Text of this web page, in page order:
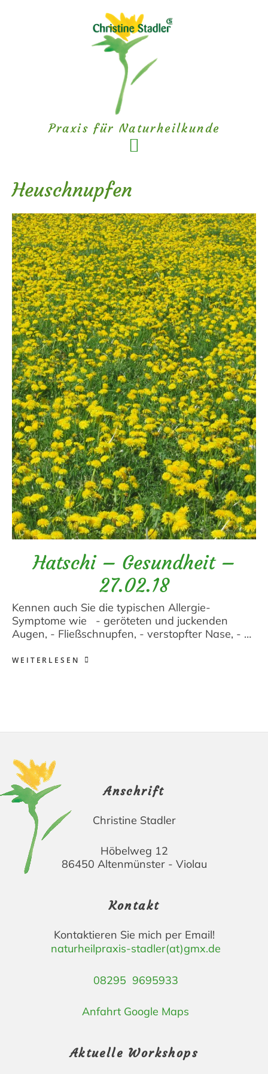
Praxis für Naturheilkunde
Heuschnupfen
Hatschi – Gesundheit –
27.02.18
Kennen auch Sie die typischen Allergie-
Symptome wie - geröteten und juckenden
Augen, - Fließschnupfen, - verstopfter Nase, - …
WEITERLESEN
Footer
Anschrift
Christine Stadler
Höbelweg 12
86450 Altenmünster - Violau
Kontakt
Kontaktieren Sie mich per Email!
naturheilpraxis-stadler(at)gmx.de
08295 9695933
Anfahrt Google Maps
Aktuelle Workshops